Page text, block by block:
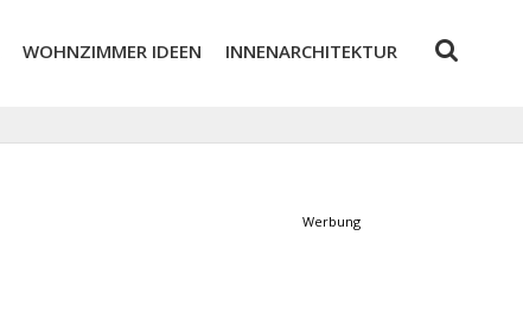
WOHNZIMMER IDEEN INNENARCHITEKTUR
Werbung